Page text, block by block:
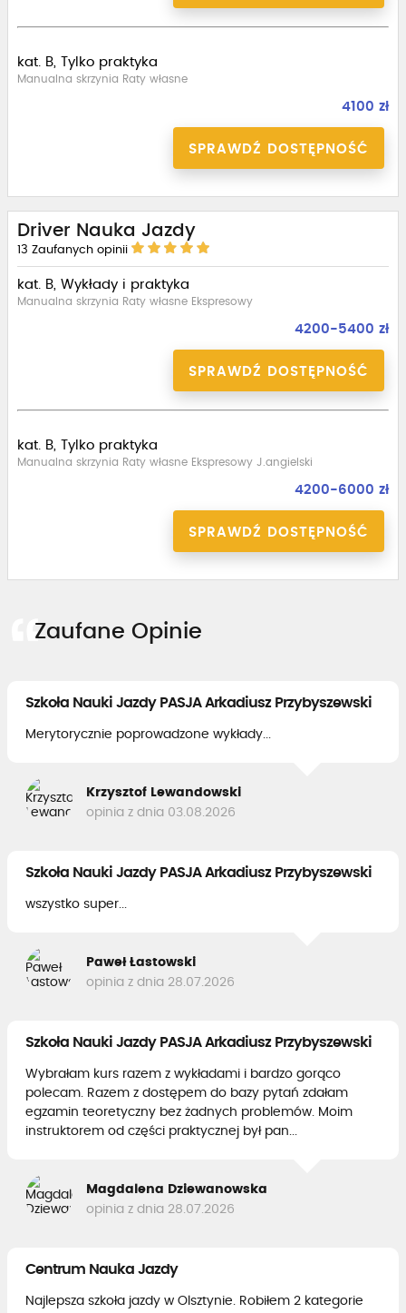
kat. B, Tylko praktyka
Manualna skrzynia Raty własne
4100 zł
SPRAWDŹ DOSTĘPNOŚĆ
Driver Nauka Jazdy
13 Zaufanych opinii
kat. B, Wykłady i praktyka
Manualna skrzynia Raty własne Ekspresowy
4200-5400 zł
SPRAWDŹ DOSTĘPNOŚĆ
kat. B, Tylko praktyka
Manualna skrzynia Raty własne Ekspresowy J.angielski
4200-6000 zł
SPRAWDŹ DOSTĘPNOŚĆ
Zaufane Opinie
Szkoła Nauki Jazdy PASJA Arkadiusz Przybyszewski
Merytorycznie poprowadzone wykłady...
Krzysztof Lewandowski
opinia z dnia 03.08.2026
Szkoła Nauki Jazdy PASJA Arkadiusz Przybyszewski
wszystko super...
Paweł Łastowski
opinia z dnia 28.07.2026
Szkoła Nauki Jazdy PASJA Arkadiusz Przybyszewski
Wybrałam kurs razem z wykładami i bardzo gorąco
polecam. Razem z dostępem do bazy pytań zdałam
egzamin teoretyczny bez żadnych problemów. Moim
instruktorem od części praktycznej był pan...
Magdalena Dziewanowska
opinia z dnia 28.07.2026
Centrum Nauka Jazdy
Najlepsza szkoła jazdy w Olsztynie. Robiłem 2 kategorie